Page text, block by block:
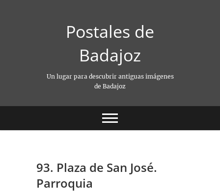
Postales de
Badajoz
Un lugar para descubrir antiguas imágenes
de Badajoz
93. Plaza de San José.
Parroquia